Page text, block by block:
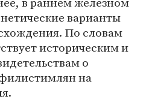
варианты
По словам
историческим и
о
на